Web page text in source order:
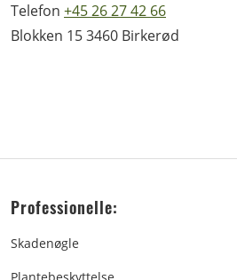
Telefon +45 26 27 42 66
Blokken 15 3460 Birkerød
Professionelle:
Skadenøgle